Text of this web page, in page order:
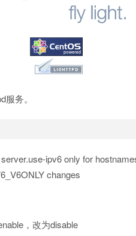
务。
ipv6 only for
changes
，改为disable